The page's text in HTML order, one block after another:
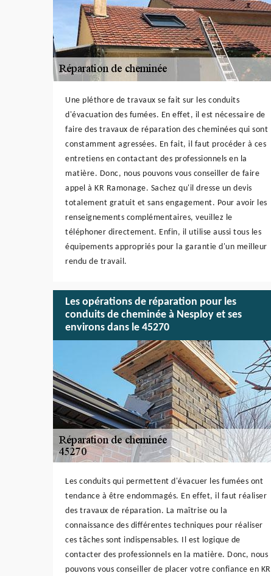
Une pléthore de travaux se fait sur les conduits
d'évacuation des fumées. En effet, il est nécessaire de
faire des travaux de réparation des cheminées qui sont
constamment agressées. En fait, il faut procéder à ces
entretiens en contactant des professionnels en la
matière. Donc, nous pouvons vous conseiller de faire
appel à KR Ramonage. Sachez qu'il dresse un devis
totalement gratuit et sans engagement. Pour avoir les
renseignements complémentaires, veuillez le
téléphoner directement. Enfin, il utilise aussi tous les
équipements appropriés pour la garantie d'un meilleur
rendu de travail.
Les opérations de réparation pour les
conduits de cheminée à Nesploy et ses
environs dans le 45270
Les conduits qui permettent d'évacuer les fumées ont
tendance à être endommagés. En effet, il faut réaliser
des travaux de réparation. La maîtrise ou la
connaissance des différentes techniques pour réaliser
ces tâches sont indispensables. Il est logique de
contacter des professionnels en la matière. Donc, nous
pouvons vous conseiller de placer votre confiance en KR